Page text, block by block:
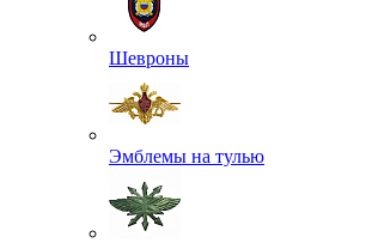
Шевроны
Эмблемы на тулью